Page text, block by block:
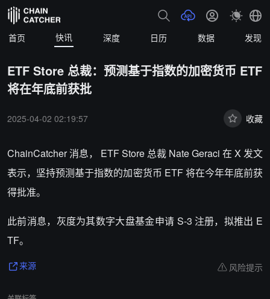
首页 快讯 深度 日历 数据 发现
ETF Store 总裁：预测基于指数的加密货币 ETF
将在年底前获批
2025-04-02 02:19:57 收藏
ChainCatcher 消息， ETF Store 总裁 Nate Geraci 在 X 发文
表示，坚持预测基于指数的加密货币 ETF 将在今年年底前获
得批准。
此前消息，灰度为其数字大盘基金申请 S-3 注册，拟推出 E
TF。
来源 风险提示